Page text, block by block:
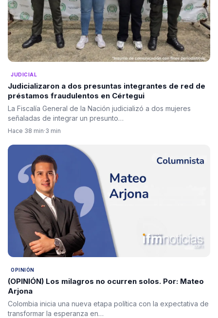
JUDICIAL
Judicializaron a dos presuntas integrantes de red de
préstamos fraudulentos en Cértegui
La Fiscalía General de la Nación judicializó a dos mujeres
señaladas de integrar un presunto…
Hace 38 min·3 min
OPINIÓN
(OPINIÓN) Los milagros no ocurren solos. Por: Mateo
Arjona
Colombia inicia una nueva etapa política con la expectativa de
transformar la esperanza en…